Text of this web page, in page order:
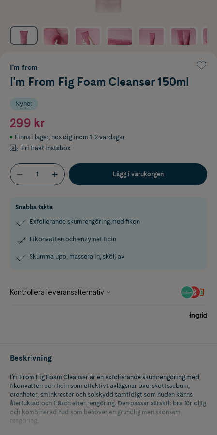
I'm from
I'm From Fig Foam Cleanser 150ml
Nyhet
299 kr
Finns i lager, hos dig inom 1-2 vardagar
Fri frakt Instabox
Lägg i varukorgen
Snabba fakta
Exfolierande skumrengöring med fikon
Fikonvatten och enzymet ficin
Skumma upp, massera in, skölj av
Beskrivning
I'm From Fig Foam Cleanser är en exfolierande skumrengöring med
fikonvatten och ficin som effektivt avlägsnar överskottssebum,
orenheter, sminkrester och solskydd samtidigt som huden känns
återfuktad och fräsch efter rengöring. Den passar särskilt bra för oljig
och kombinerad hud som behöver en grundlig men skonsam
rengöring.